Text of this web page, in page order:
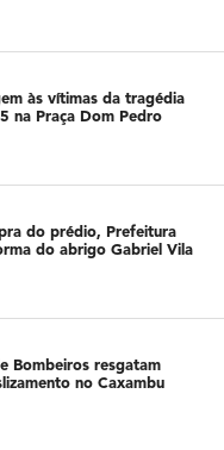
às vítimas da tragédia
na Praça Dom Pedro
do prédio, Prefeitura
do abrigo Gabriel Vila
Bombeiros resgatam
no Caxambu